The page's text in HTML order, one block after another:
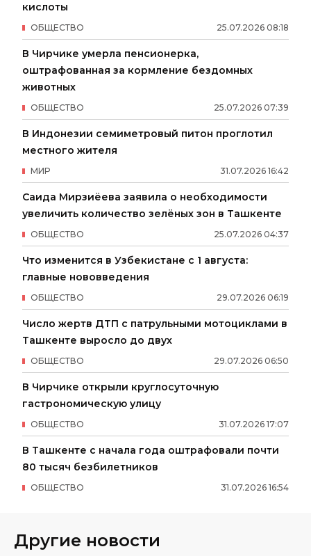
кислоты
25.07.2026 08:18
ОБЩЕСТВО
В Чирчике умерла пенсионерка,
оштрафованная за кормление бездомных
животных
25.07.2026 07:39
ОБЩЕСТВО
В Индонезии семиметровый питон проглотил
местного жителя
31.07.2026 16:42
МИР
Саида Мирзиёева заявила о необходимости
увеличить количество зелёных зон в Ташкенте
25.07.2026 04:37
ОБЩЕСТВО
Что изменится в Узбекистане с 1 августа:
главные нововведения
29.07.2026 06:19
ОБЩЕСТВО
Число жертв ДТП с патрульными мотоциклами в
Ташкенте выросло до двух
29.07.2026 06:50
ОБЩЕСТВО
В Чирчике открыли круглосуточную
гастрономическую улицу
31.07.2026 17:07
ОБЩЕСТВО
В Ташкенте с начала года оштрафовали почти
80 тысяч безбилетников
31.07.2026 16:54
ОБЩЕСТВО
Другие новости